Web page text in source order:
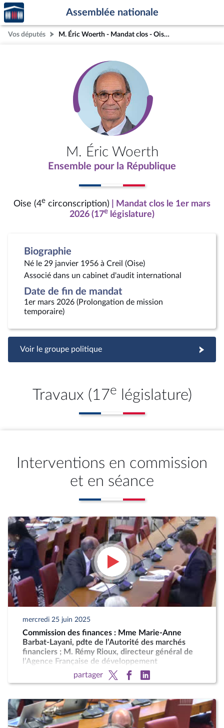
Aller au contenu
Aller en bas de la page
Accèder
à la
page
d'accueil
Assemblée nationale
Vos députés M. Éric Woerth - Mandat clos - Oise (4e circonscription)
M. Éric Woerth
Ensemble pour la République
Oise (4e circonscription)
| Mandat clos le 1er mars
2026 (17e législature)
Biographie
Né le 29 janvier 1956 à Creil (Oise)
Associé dans un cabinet d'audit international
Date de fin de mandat
1er mars 2026 (Prolongation de mission
temporaire)
Voir le groupe politique
Travaux (17e législature)
Interventions en commission
et en séance
mercredi 25 juin 2025
Commission des finances : Mme Marie-Anne
Barbat-Layani, pdte de l’Autorité des marchés
financiers ; M. Rémy Rioux, directeur général de
l’Agence Française de développement
partager